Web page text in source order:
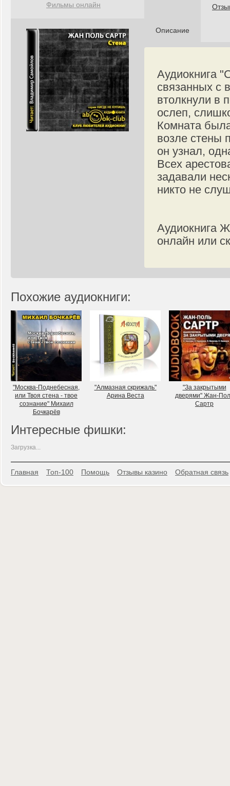
Описание
Аудиокнига
связанных с
втолкнули в
ослеп,
Комната
возле стены
он узнал,
Всех
задавали
никто не
Аудиокнига
онлайн или
Фильмы онлайн
Похожие аудиокниги:
"Москва-Поднебесная,
или Твоя стена - твое
сознание" Михаил
Бочкарёв
"Алмазная скрижаль"
Арина Веста
"За закрытыми
дверями" Жан-
Сартр
Интересные фишки:
Загрузка...
Главная Топ-100 Помощь Отзывы казино Обратная связь